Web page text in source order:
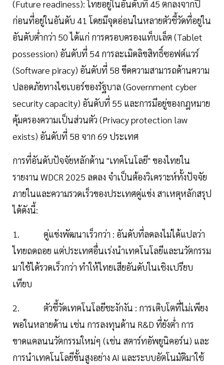
(Future readiness): ไทยอยู่ในอันดับที่ 45 ตกลงจากปี
ก่อนที่อยู่ในอันดับ 41 โดยมีจุดอ่อนในหลายตัวชี้วัดที่อยู่ใน
อันดับต่ำกว่า 50 ได้แก่ การครอบครองแท็บเล็ต (Tablet
possession) อันดับที่ 54 การละเมิดลิขสิทธิ์ซอฟต์แวร์
(Software piracy) อันดับที่ 58 ขีดความสามารถด้านความ
ปลอดภัยทางไซเบอร์ของรัฐบาล (Government cyber
security capacity) อันดับที่ 55 และการมีอยู่ของกฎหมาย
คุ้มครองความเป็นส่วนตัว (Privacy protection law
exists) อันดับที่ 58 จาก 69 ประเทศ
การที่อันดับปัจจัยหลักด้าน "เทคโนโลยี" ของไทยใน
รายงาน WDCR 2025 ลดลง จำเป็นต้องวิเคราะห์ทั้งปัจจัย
ภายในและความรวดเร็วของประเทศคู่แข่ง สาเหตุหลักสรุป
ได้ดังนี้:
1. คู่แข่งพัฒนาเร็วกว่า : อันดับที่ลดลงไม่ได้แปลว่า
ไทยถดถอย แต่ประเทศอื่นเร่งนำเทคโนโลยีและนวัตกรรม
มาใช้ได้รวดเร็วกว่า ทำให้ไทยเสียอันดับในเชิงเปรียบ
เทียบ
2. ตัวชี้วัดเทคโนโลยีชะงักงัน : การเติบโตที่ไม่เพียง
พอในหลายด้าน เช่น การลงทุนด้าน R&D ที่ยังต่ำ การ
ขาดแคลนนวัตกรรมใหม่ๆ (เช่น สตาร์ทอัพยูนิคอร์น) และ
การนำเทคโนโลยีขั้นสูงอย่าง AI และระบบอัตโนมัติมาใช้